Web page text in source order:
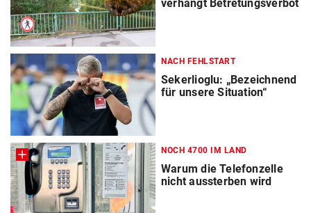
verhängt Betretungsverbot
NACH FEHLSTART
Sekerlioglu: „Bezeichnend
für unsere Situation“
NOCH 4700 IM LAND
Warum die Telefonzelle
nicht aussterben wird